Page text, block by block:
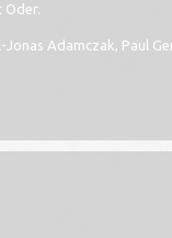
Oder.
Jonas Adamczak, Paul